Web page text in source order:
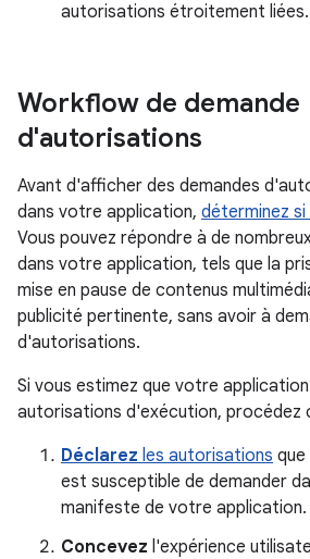
autorisations étroitement liées.
Workflow de demande
d'autorisations
Avant d'afficher des demandes
dans votre application, déterminez
Vous pouvez répondre à de
dans votre application, tels que la
mise en pause de contenus
publicité pertinente, sans avoir à
d'autorisations.
Si vous estimez que votre
autorisations d'exécution, procédez
Déclarez les autorisations
est susceptible de demander
manifeste de votre application.
Concevez l'expérience